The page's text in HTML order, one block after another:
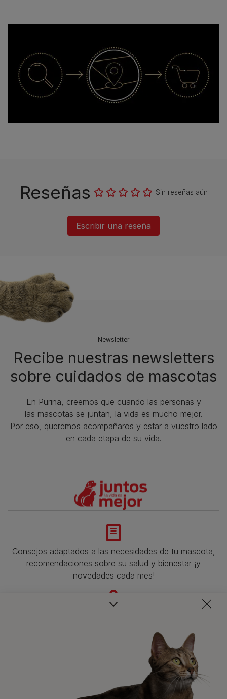
Reseñas Sin reseñas aún
Escribir una reseña
Newsletter
Recibe nuestras newsletters
sobre cuidados de mascotas​
En Purina, creemos que cuando las personas y
las mascotas se juntan, la vida es mucho mejor.
Por eso, queremos acompañaros y estar a vuestro lado
en cada etapa de su vida.​
Consejos adaptados a las necesidades de tu mascota,
recomendaciones sobre su salud y bienestar ¡y
novedades cada mes!
Promociones, concursos, descuentos y ofertas de
todas nuestras marcas.​